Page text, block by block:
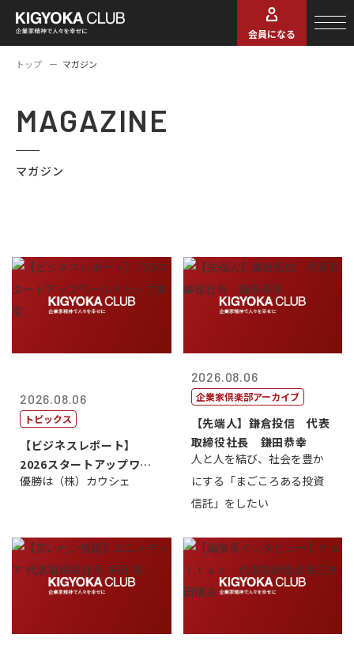
会員になる
トップ マガジン
MAGAZINE
マガジン
2026.08.06
トピックス
【ビジネスレポート】
2026スタートアップワー
ルドカップ東京
優勝は（株）カウシェ
2026.08.06
企業家倶楽部アーカイブ
【先端人】鎌倉投信 代表
取締役社長 鎌田恭幸
人と人を結び、社会を豊か
にする「まごころある投資
信託」をしたい